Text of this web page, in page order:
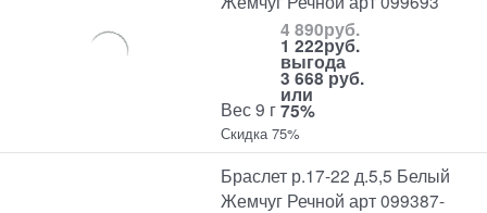
Вес 9 г
4 890руб.
1 222руб.
выгода
3 668 руб.
или
75%
Скидка 75%
Браслет р.17-22 д.5,5 Белый
Жемчуг Речной арт 099387-